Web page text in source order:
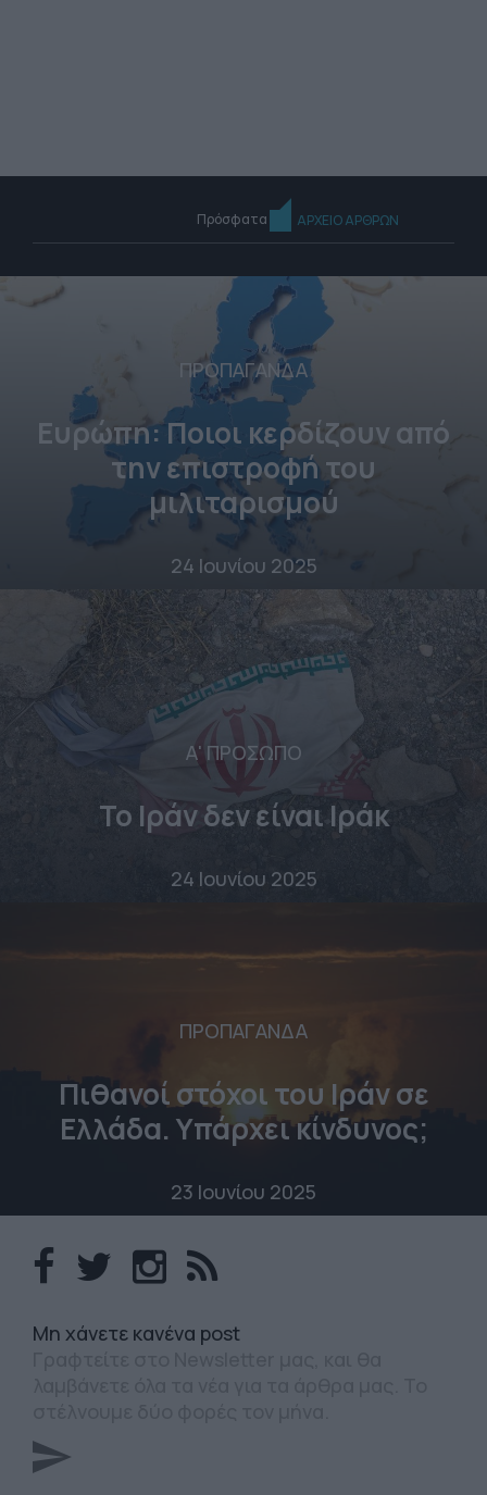
Πρόσφατα ΑΡΧΕΙΟ ΑΡΘΡΩΝ
ΠΡΟΠΑΓΑΝΔΑ
Ευρώπη: Ποιοι κερδίζουν από
την επιστροφή του
μιλιταρισμού
24 Ιουνίου 2025
Α' ΠΡΟΣΩΠΟ
Το Ιράν δεν είναι Ιράκ
24 Ιουνίου 2025
ΠΡΟΠΑΓΑΝΔΑ
Πιθανοί στόχοι του Ιράν σε
Ελλάδα. Υπάρχει κίνδυνος;
23 Ιουνίου 2025
Mη χάνετε κανένα post